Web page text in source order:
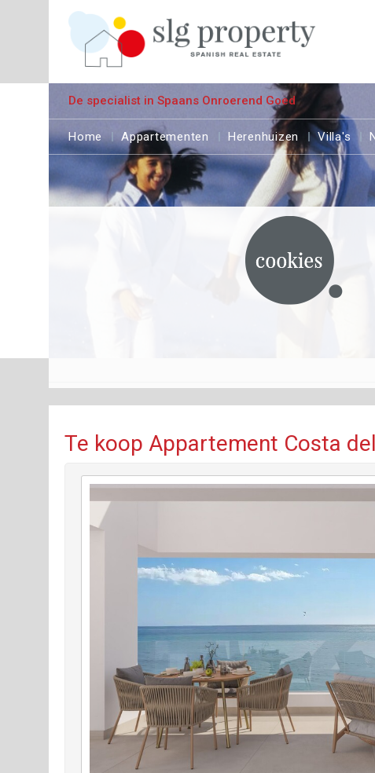
De specialist in Spaans Onroerend Goed
Home Appartementen Herenhuizen Villa's
Te koop Appartement Costa